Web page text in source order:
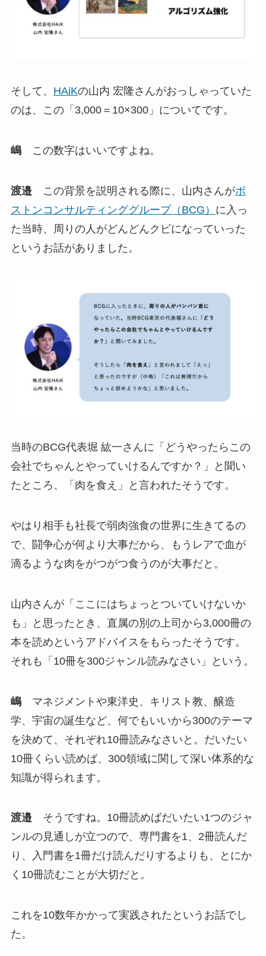
そして、 HAiKの山内 宏隆さんがおっしゃっていた
のは、この「3,000＝10×300」についてです。
嶋この数字はいいですよね。
渡邉 この背景を説明される際に、山内さんがボ
ストンコンサルティンググループ（BCG） に入っ
た当時、周りの人がどんどんクビになっていった
というお話がありました。
当時のBCG代表堀 紘一さんに「どうやったらこの
会社でちゃんとやっていけるんですか？」と聞い
たところ、「肉を食え」と言われたそうです。
やはり相手も社長で弱肉強食の世界に生きてるの
で、闘争心が何より大事だから、もうレアで血が
滴るような肉をがつがつ食うのが大事だと。
山内さんが「ここにはちょっとついていけないか
も」と思ったとき、直属の別の上司から3,000冊の
本を読めというアドバイスをもらったそうです。
それも「10冊を300ジャンル読みなさい」という。
嶋マネジメントや東洋史、キリスト教、醸造
学、宇宙の誕生など、何でもいいから300のテーマ
を決めて、それぞれ10冊読みなさいと。だいたい
10冊くらい読めば、300領域に関して深い体系的な
知識が得られます。
渡邉 そうですね。10冊読めばだいたい1つのジャ
ンルの見通しが立つので、専門書を1、2冊読んだ
り、入門書を1冊だけ読んだりするよりも、とにか
く10冊読むことが大切だと。
これを10数年かかって実践されたというお話でし
た。